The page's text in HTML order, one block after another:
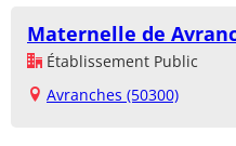
Maternelle de
Établissement Public
Avranches (50300)